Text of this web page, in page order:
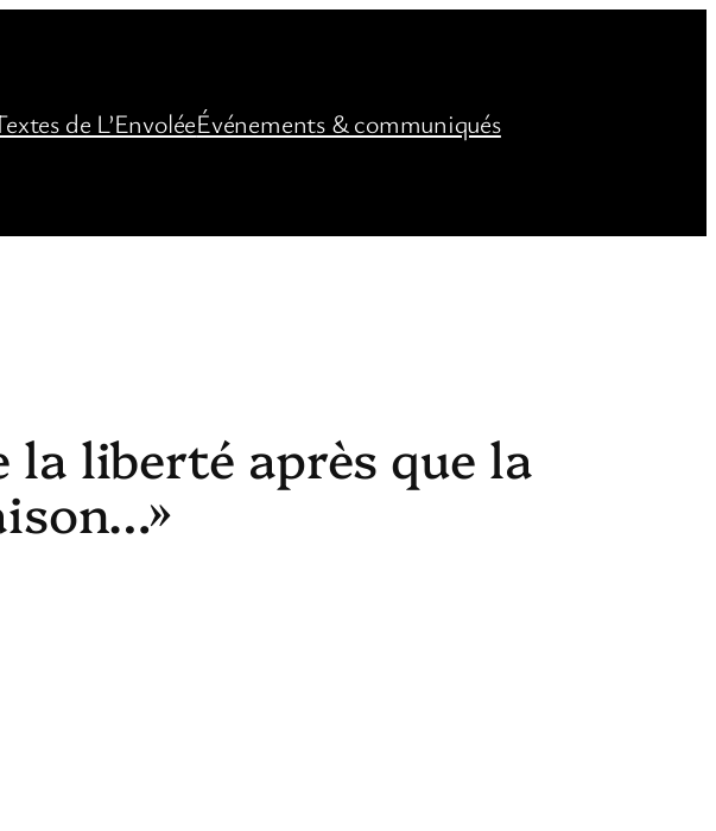
de L’EnvoléeÉvénements & communiqués
la liberté après que la